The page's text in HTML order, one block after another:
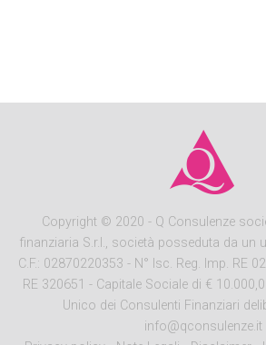
Copyright© 2020 - Q Consulenze
finanziaria S.r.l., società posseduta da un
C.F.: 02870220353 - N° Isc. Reg. Imp. RE
RE 320651 - Capitale Sociale di €
Unico dei Consulenti Finanziari
info@qconsulenze.it